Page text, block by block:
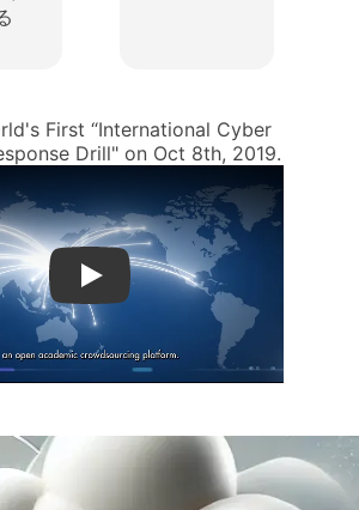
First “International Cyber
Drill" on Oct 8th, 2019.
Play